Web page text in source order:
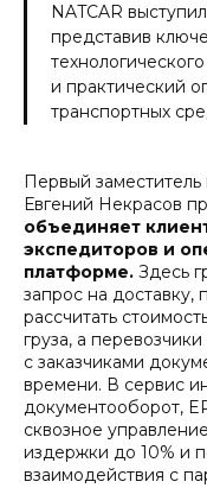
NATCAR
представив
и практический
транспортных
Первый заместитель
Евгений Некрасов
объединяет
экспедиторов и
платформе. Здесь
запрос на
рассчитать
груза, а
с заказчиками
времени. В сервис
документооборот,
сквозное
издержки до 10% и
взаимодействия с